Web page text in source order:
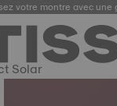
votre montre avec une
Solar